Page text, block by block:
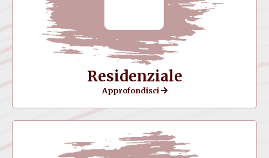
Residenziale
Approfondisci